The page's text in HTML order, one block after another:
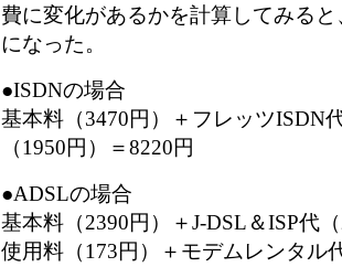
費に変化があるかを計算してみる
になった。
●ISDNの場合
基本料（3470円）＋フレッツISDN
（1950円）＝8220円
●ADSLの場合
基本料（2390円）＋J-DSL＆ISP代
使用料（173円）＋モデムレンタル